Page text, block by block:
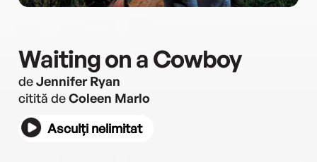
Waiting on a Cowboy
deJennifer Ryan
citită deColeen Marlo
Asculți nelimitat